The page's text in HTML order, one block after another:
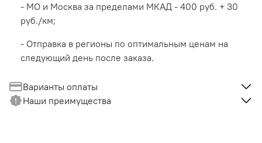
- МО и Москва за пределами МКАД - 400 руб. + 30
руб./км;
- Отправка в регионы по оптимальным ценам на
следующий день после заказа.
Варианты оплаты
Наши преимущества